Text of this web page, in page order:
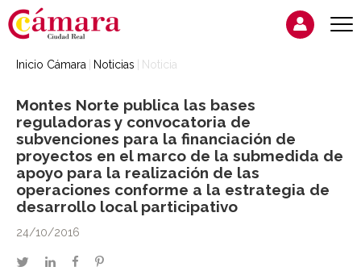
Inicio Cámara Noticias Noticia
Montes Norte publica las bases
reguladoras y convocatoria de
subvenciones para la financiación de
proyectos en el marco de la submedida de
apoyo para la realización de las
operaciones conforme a la estrategia de
desarrollo local participativo
24/10/2016
twitterlinkedinfacebookpinterest